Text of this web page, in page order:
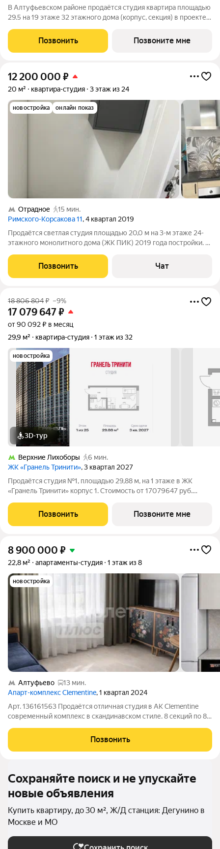
В Алтуфьевском районе продаётся студия квартира площадью
29.5 на 19 этаже 32 этажного дома (корпус, секция) в проекте
общественном транспорте до станции метро «Отрадное». 20
минут пешком до МЦД
Позвонить Позвоните мне
12 200 000 ₽
20 м² квартира-студия 3 этаж из 24
новостройка онлайн показ
Отрадное
15 мин.
Римского-Корсакова 11, 4 квартал 2019
Продаётся светлая студия площадью 20,0 м на 3-м этаже 24-
этажного монолитного дома (ЖК ПИК) 2019 года постройки. В
ИНФРАСТРУКТУРА г. Москва, ул. Римского-Корсакова, д. 11, к.
4. Тихий район Отрадное с развитой
Позвонить Чат
18 806 804₽ –9%
17 079 647₽
от 90 092 ₽ в месяц
29,9 м²
квартира-студия 1 этаж из 32
новостройка
3D-тур
Верхние Лихоборы
6 мин.
ЖК «Гранель Тринити», 3 квартал 2027
Продаётся студия №1, площадью 29,88 м, на 1 этаже в ЖК
«Гранель Тринити» корпус 1. Стоимость от 17079647 руб.
улицу. Жилой квартал «Гранель Тринити» расположен на
севере Москвы, в шаговой
Позвонить Позвоните мне
8 900 000 ₽
22,8 м² апартаменты-студия 1 этаж из 8
новостройка
Алтуфьево
13 мин.
Апарт-комплекс Clementine, 1 квартал 2024
Арт. 136161563 Продаётся отличная студия в АК Clementine
современный комплекс в скандинавском стиле. 8 секций по 8
Контрастные фасады и закрытый двор создают уникальный
облик проекта. Один
Позвонить
Сохраняйте поиск и не упускайте
новые объявления
Купить квартиру, до 30 м², Ж/Д станция: Дегунино в
Москве и МО